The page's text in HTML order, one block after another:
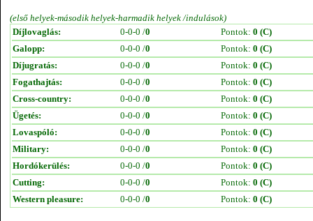
(első helyek-második helyek-harmadik helyek /indulások)
Díjlovaglás:
0-0-0 /0 Pontok: 0 (C)
Galopp:
0-0-0 /0 Pontok: 0 (C)
Díjugratás:
0-0-0 /0 Pontok: 0 (C)
Fogathajtás:
0-0-0 /0 Pontok: 0 (C)
Cross-country:
0-0-0 /0 Pontok: 0 (C)
Ügetés:
0-0-0 /0 Pontok: 0 (C)
Lovaspóló:
0-0-0 /0 Pontok: 0 (C)
Military:
0-0-0 /0 Pontok: 0 (C)
Hordókerülés:
0-0-0 /0 Pontok: 0 (C)
Cutting:
0-0-0 /0 Pontok: 0 (C)
Western pleasure:
0-0-0 /0 Pontok: 0 (C)